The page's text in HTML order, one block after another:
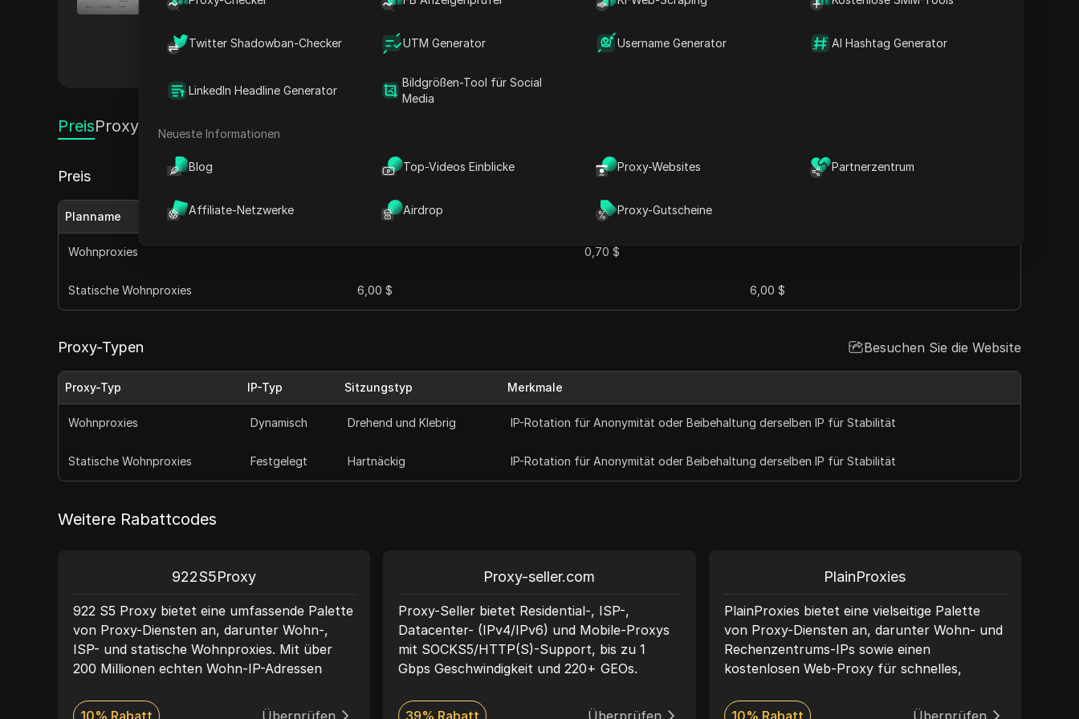
Twitter Shadowban-Checker UTM Generator Username Generator AI Hashtag Generator
LinkedIn Headline Generator
Bildgrößen-Tool für Social
Media
Neueste Informationen
Blog Top-Videos Einblicke Proxy-Websites Partnerzentrum
Affiliate-Netzwerke Airdrop Proxy-Gutscheine
Online-Privatsphäre suchen. Mit dem Engagement, Hochgeschwindigkeitsverbindungen und robusten Datenschutz zu bieten,
gewährleistet SwiftProxy anonymes Surfen und uneingeschränkten Zugriff auf Inhalte über alle Geräte hinweg.
PreisProxy-Typen
Preis Besuchen Sie die Website
Planname Monatlicher Preis Preis pro GB
Wohnproxies 0,70 $
Statische Wohnproxies 6,00 $ 6,00 $
Proxy-Typen Besuchen Sie die Website
Proxy-Typ IP-Typ Sitzungstyp Merkmale
Wohnproxies Dynamisch Drehend und Klebrig IP-Rotation für Anonymität oder Beibehaltung derselben IP für Stabilität
Statische Wohnproxies Festgelegt Hartnäckig IP-Rotation für Anonymität oder Beibehaltung derselben IP für Stabilität
Weitere Rabattcodes
922S5Proxy
922 S5 Proxy bietet eine umfassende Palette
von Proxy-Diensten an, darunter Wohn-,
ISP- und statische Wohnproxies. Mit über
200 Millionen echten Wohn-IP-Adressen
Anonymität und Netzwerksicherheit, was es
10% Rabatt Überprüfen
Proxy-seller.com
Proxy-Seller bietet Residential-, ISP-,
Datacenter- (IPv4/IPv6) und Mobile-Proxys
mit SOCKS5/HTTP(S)-Support, bis zu 1
Gbps Geschwindigkeit und 220+ GEOs.
39% Rabatt Überprüfen
PlainProxies
PlainProxies bietet eine vielseitige Palette
von Proxy-Diensten an, darunter Wohn- und
Rechenzentrums-IPs sowie einen
kostenlosen Web-Proxy für schnelles,
Proxy von PlainProxies können Sie
10% Rabatt Überprüfen